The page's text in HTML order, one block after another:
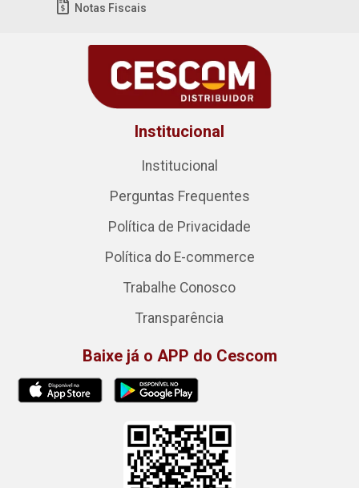
Notas Fiscais
Institucional
Institucional
Perguntas Frequentes
Política de Privacidade
Política do E-commerce
Trabalhe Conosco
Transparência
Baixe já o APP do Cescom